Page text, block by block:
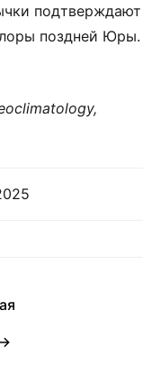
подтверждают
поздней Юры.